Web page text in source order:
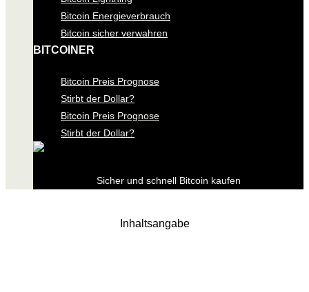
Bitcoin Energieverbrauch
Bitcoin sicher verwahren
BITCOINER
Bitcoin Preis Prognose
Stirbt der Dollar?
Bitcoin Preis Prognose
Stirbt der Dollar?
Sicher und schnell Bitcoin kaufen
Inhaltsangabe